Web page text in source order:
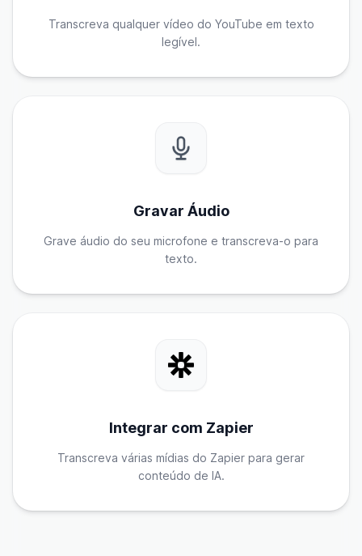
Transcreva qualquer vídeo do YouTube em texto
legível.
Gravar Áudio
Grave áudio do seu microfone e transcreva-o para
texto.
Integrar com Zapier
Transcreva várias mídias do Zapier para gerar
conteúdo de IA.